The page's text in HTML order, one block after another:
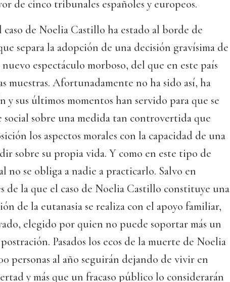
de cinco tribunales españoles y europeos.
de Noelia Castillo ha estado al borde de
separa la adopción de una decisión gravísima de
espectáculo morboso, del que en este país
muestras. Afortunadamente no ha sido así, ha
y sus últimos momentos han servido para que se
social sobre una medida tan controvertida que
los aspectos morales con la capacidad de una
sobre su propia vida. Y como en este tipo de
no se obliga a nadie a practicarlo. Salvo en
de la que el caso de Noelia Castillo constituye una
de la eutanasia se realiza con el apoyo familiar,
elegido por quien no puede soportar más un
Pasados los ecos de la muerte de Noelia
personas al año seguirán dejando de vivir en
y más que un fracaso público lo considerarán